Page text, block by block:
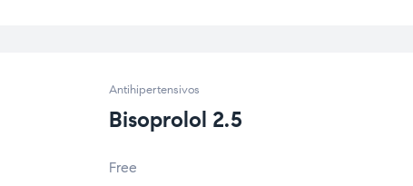
Antihipertensivos
Bisoprolol 2.5
Free